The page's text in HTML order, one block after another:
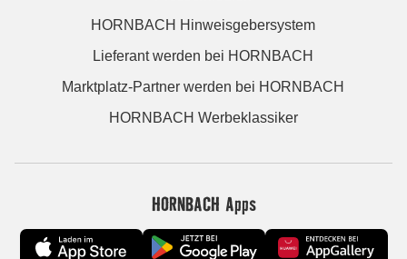
HORNBACH Hinweisgebersystem
Lieferant werden bei HORNBACH
Marktplatz-Partner werden bei HORNBACH
HORNBACH Werbeklassiker
HORNBACH Apps